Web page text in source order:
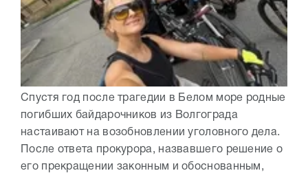
Спустя год после трагедии в Белом море родные
погибших байдарочников из Волгограда
настаивают на возобновлении уголовного дела.
После ответа прокурора, назвавшего решение о
его прекращении законным и обоснованным,